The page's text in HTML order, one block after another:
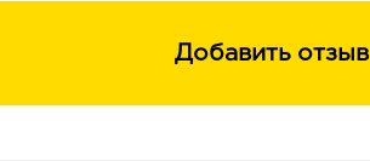
Добавить отзыв